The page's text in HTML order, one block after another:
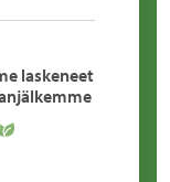
laskeneet